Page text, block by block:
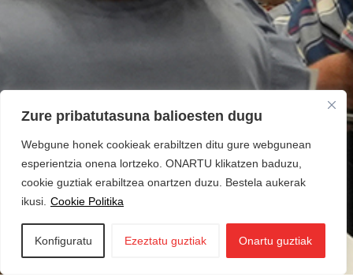
Zure pribatutasuna balioesten dugu
Webgune honek cookieak erabiltzen ditu gure webgunean
esperientzia onena lortzeko. ONARTU klikatzen baduzu,
cookie guztiak erabiltzea onartzen duzu. Bestela aukerak
ikusi. Cookie Politika
Konfiguratu Ezeztatu guztiak Onartu guztiak